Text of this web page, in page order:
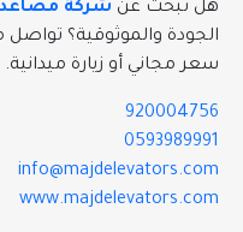
هل تبحث عن شركة مصاعد
الجودة والموثوقية؟
سعر مجاني أو زيارة ميدانية.
920004756
0593989991
info@majdelevators.com
www.majdelevators.com